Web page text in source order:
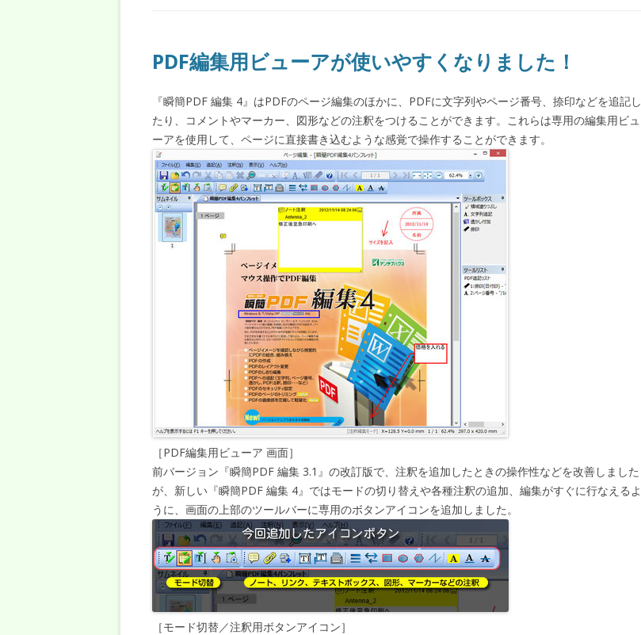
PDF編集用ビューアが使いやすくなりました！
『瞬簡PDF 編集 4』はPDFのページ編集のほかに、PDFに文字列やページ番号、捺印などを追記し
たり、コメントやマーカー、図形などの注釈をつけることができます。これらは専用の編集用ビュ
ーアを使用して、ページに直接書き込むような感覚で操作することができます。
［PDF編集用ビューア 画面］
前バージョン『瞬簡PDF 編集 3.1』の改訂版で、注釈を追加したときの操作性などを改善しました
が、新しい『瞬簡PDF 編集 4』ではモードの切り替えや各種注釈の追加、編集がすぐに行なえるよ
うに、画面の上部のツールバーに専用のボタンアイコンを追加しました。
［モード切替／注釈用ボタンアイコン］